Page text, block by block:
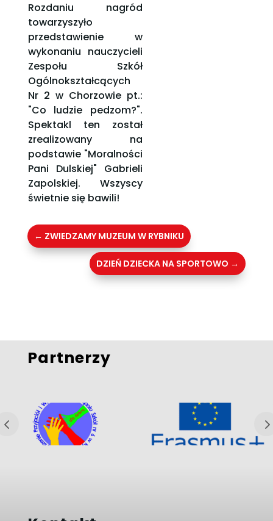
Rozdaniu nagród
towarzyszyło
przedstawienie w
wykonaniu nauczycieli
Zespołu Szkół
Ogólnokształcących
Nr 2 w Chorzowie pt.:
"Co ludzie pedzom?".
Spektakl ten został
zrealizowany na
podstawie "Moralności
Pani Dulskiej" Gabrieli
Zapolskiej. Wszyscy
świetnie się bawili!
← ZWIEDZAMY MUZEUM W RYBNIKU
DZIEŃ DZIECKA NA SPORTOWO →
Partnerzy